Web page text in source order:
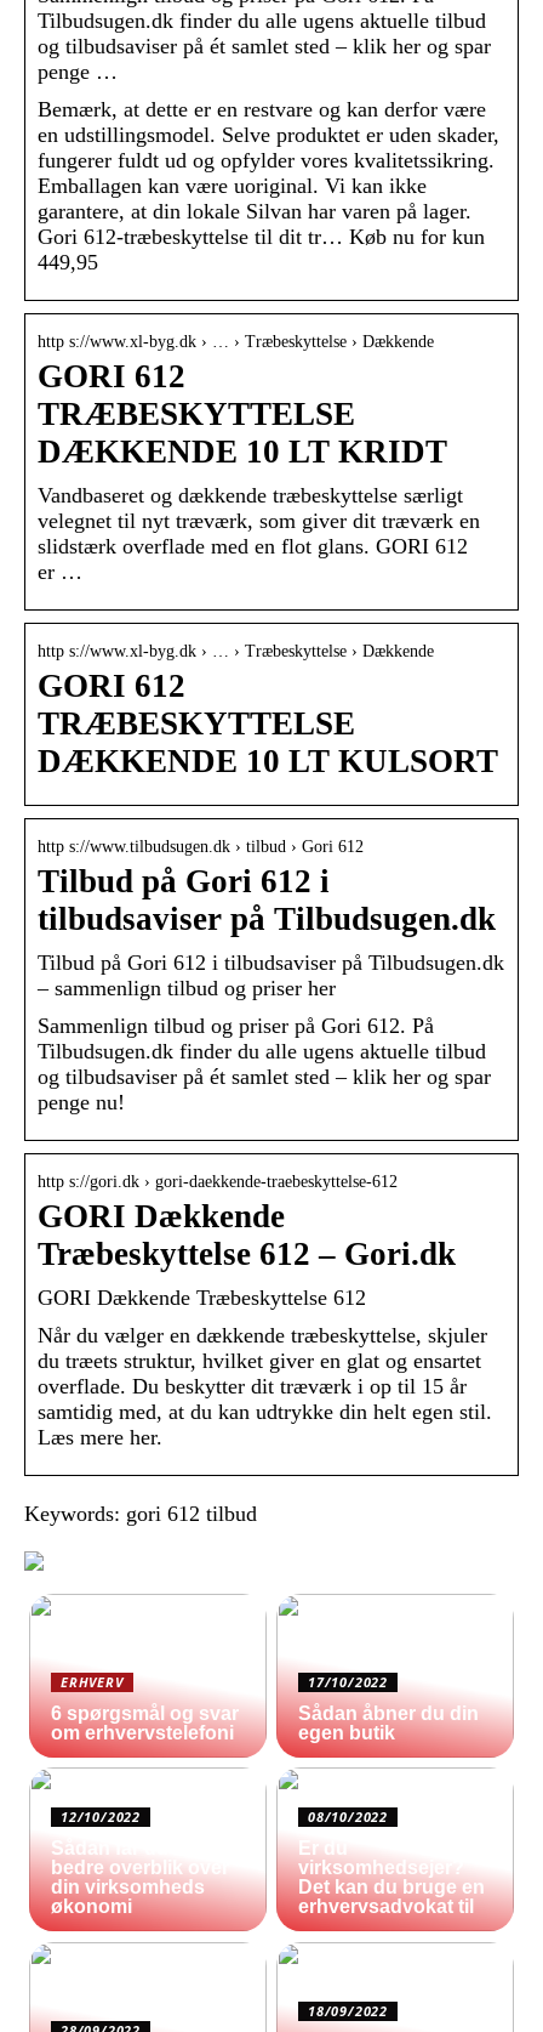
Tilbudsugen.dk finder du alle ugens aktuelle tilbud
og tilbudsaviser på ét samlet sted – klik her og spar
penge …
Bemærk, at dette er en restvare og kan derfor være
en udstillingsmodel. Selve produktet er uden skader,
fungerer fuldt ud og opfylder vores kvalitetssikring.
Emballagen kan være uoriginal. Vi kan ikke
garantere, at din lokale Silvan har varen på lager.
Gori 612-træbeskyttelse til dit tr… Køb nu for kun
449,95
http s://www.xl-byg.dk › … › Træbeskyttelse › Dækkende
GORI 612
TRÆBESKYTTELSE
DÆKKENDE 10 LT KRIDT
Vandbaseret og dækkende træbeskyttelse særligt
velegnet til nyt træværk, som giver dit træværk en
slidstærk overflade med en flot glans. GORI 612
er …
http s://www.xl-byg.dk › … › Træbeskyttelse › Dækkende
GORI 612
TRÆBESKYTTELSE
DÆKKENDE 10 LT KULSORT
http s://www.tilbudsugen.dk › tilbud › Gori 612
Tilbud på Gori 612 i
tilbudsaviser på Tilbudsugen.dk
Tilbud på Gori 612 i tilbudsaviser på Tilbudsugen.dk
– sammenlign tilbud og priser her
Sammenlign tilbud og priser på Gori 612. På
Tilbudsugen.dk finder du alle ugens aktuelle tilbud
og tilbudsaviser på ét samlet sted – klik her og spar
penge nu!
http s://gori.dk › gori-daekkende-traebeskyttelse-612
GORI Dækkende
Træbeskyttelse 612 – Gori.dk
GORI Dækkende Træbeskyttelse 612
Når du vælger en dækkende træbeskyttelse, skjuler
du træets struktur, hvilket giver en glat og ensartet
overflade. Du beskytter dit træværk i op til 15 år
samtidig med, at du kan udtrykke din helt egen stil.
Læs mere her.
Keywords: gori 612 tilbud
ERHVERV
6 spørgsmål og svar
om erhvervstelefoni
17/10/2022
Sådan åbner du din
egen butik
12/10/2022
Sådan får du et
bedre overblik over
din virksomheds
økonomi
08/10/2022
Er du
virksomhedsejer?
Det kan du bruge en
erhvervsadvokat til
18/09/2022